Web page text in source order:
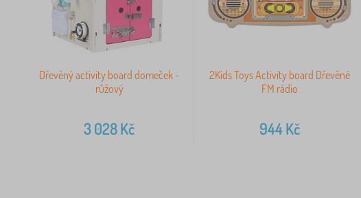
Dřevěný activity board domeček -
růžový
3 028Kč
2Kids Toys Activity board Dřevěné
FM rádio
944Kč